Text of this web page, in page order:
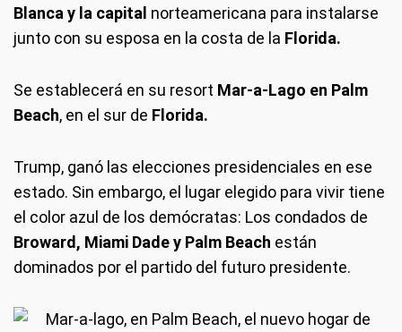
Blanca y la capital norteamericana para instalarse
junto con su esposa en la costa de la Florida.
Se establecerá en su resort Mar-a-Lago en Palm
Beach, en el sur de Florida.
Trump, ganó las elecciones presidenciales en ese
estado. Sin embargo, el lugar elegido para vivir tiene
el color azul de los demócratas: Los condados de
Broward, Miami Dade y Palm Beach están
dominados por el partido del futuro presidente.